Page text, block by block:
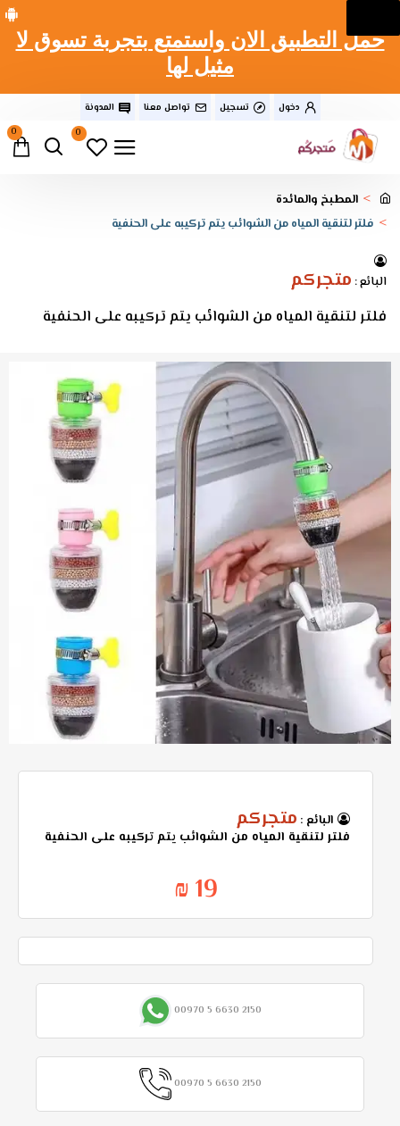
حمل التطبيق الان واستمتع بتجربة تسوق لا
مثيل لها
دخول تسجيل تواصل معنا
المدونة
0
0
المطبخ والمائدة
فلتر لتنقية المياه من الشوائب يتم تركيبه على الحنفية
البائع : متجركم
فلتر لتنقية المياه من الشوائب يتم تركيبه على الحنفية
البائع : متجركم
فلتر لتنقية المياه من الشوائب يتم تركيبه على الحنفية
19 ₪
00970 5 6630 2150
00970 5 6630 2150